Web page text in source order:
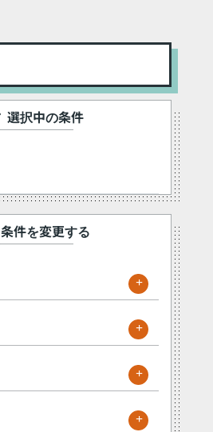
選択中の条件
条件を変更する
+
+
+
+